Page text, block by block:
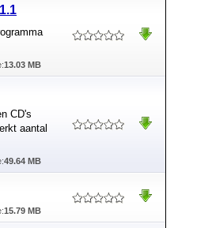
13.03 MB
CD's
aantal
49.64 MB
15.79 MB